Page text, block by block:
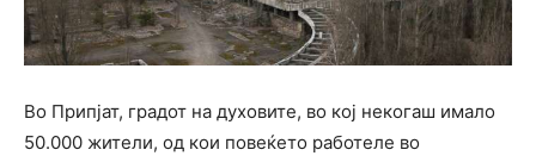
Во Припјат, градот на духовите, во кој некогаш имало
50.000 жители, од кои повеќето работеле во